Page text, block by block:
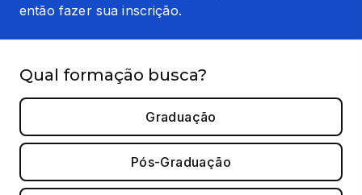
então fazer sua inscrição.
Qual formação busca?
Graduação
Pós-Graduação